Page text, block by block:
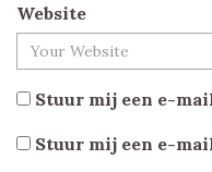
Website
Stuur mij een e-
Stuur mij een e-